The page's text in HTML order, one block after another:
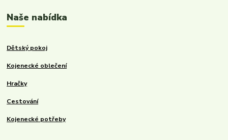
Naše nabídka
Dětský pokoj
Kojenecké oblečení
Hračky
Cestování
Kojenecké potřeby